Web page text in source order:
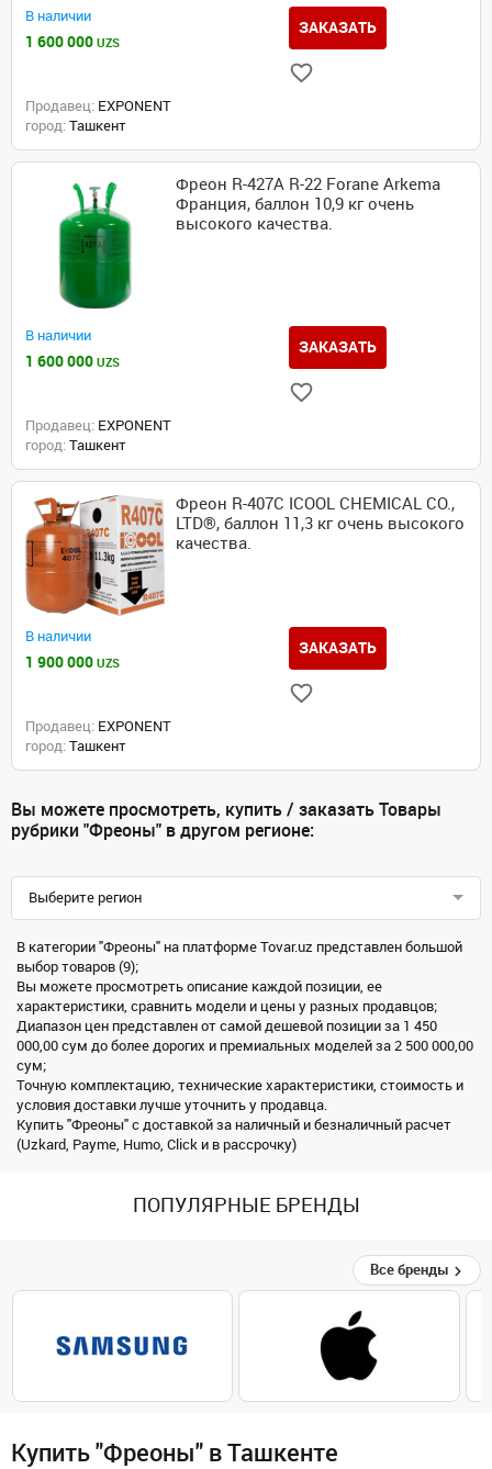
В наличии
1 600 000 UZS
ЗАКАЗАТЬ
Продавец: EXPONENT
город: Ташкент
Фреон R-427А R-22 Forane Arkema
Франция, баллон 10,9 кг очень
высокого качества.
В наличии
1 600 000 UZS
ЗАКАЗАТЬ
Продавец: EXPONENT
город: Ташкент
Фреон R-407C ICOOL CHEMICAL CO.,
LTD®, баллон 11,3 кг очень высокого
качества.
В наличии
1 900 000 UZS
ЗАКАЗАТЬ
Продавец: EXPONENT
город: Ташкент
Вы можете просмотреть, купить / заказать Товары
рубрики "Фреоны" в другом регионе:
Выберите регион
В категории "Фреоны" на платформе Tovar.uz представлен большой
выбор товаров (9);
Вы можете просмотреть описание каждой позиции, ее
характеристики, сравнить модели и цены у разных продавцов;
Диапазон цен представлен от самой дешевой позиции за 1 450
000,00 сум до более дорогих и премиальных моделей за 2 500 000,00
сум;
Точную комплектацию, технические характеристики, стоимость и
условия доставки лучше уточнить у продавца.
Купить "Фреоны" с доставкой за наличный и безналичный расчет
(Uzkard, Payme, Humo, Click и в рассрочку)
ПОПУЛЯРНЫЕ БРЕНДЫ
Все бренды
Купить "Фреоны" в Ташкенте